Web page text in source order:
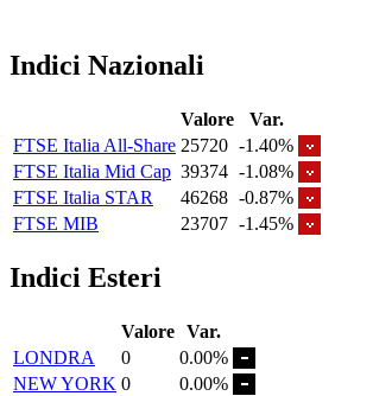
Indici Nazionali
Valore
Var.
FTSE Italia All-Share 25720 -1.40%
FTSE Italia Mid Cap 39374 -1.08%
FTSE Italia STAR
46268 -0.87%
FTSE MIB
23707 -1.45%
Indici Esteri
Valore Var.
LONDRA
0
0.00%
NEW YORK 0
0.00%